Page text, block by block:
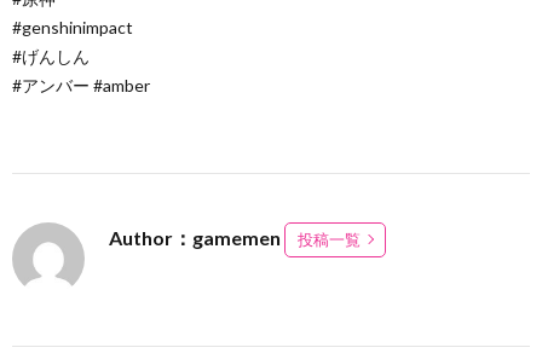
#genshinimpact
#げんしん
#アンバー #amber
Author：gamemen 投稿一覧